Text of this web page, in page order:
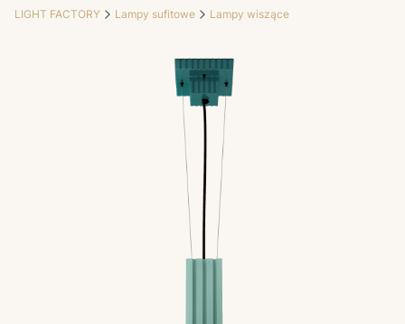
LIGHT FACTORY Lampy sufitowe Lampy wiszące